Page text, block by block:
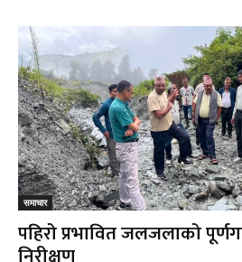
समाचार
पहिरो प्रभावित जलजलाको